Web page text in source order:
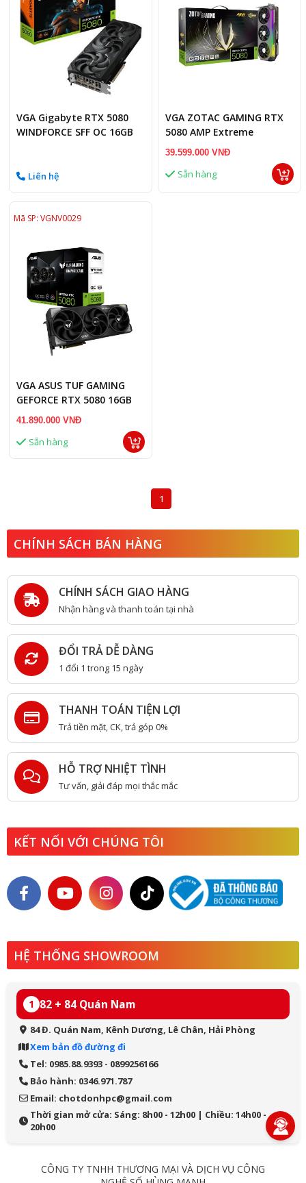
VGA Gigabyte RTX 5080
WINDFORCE SFF OC 16GB
Liên hệ
VGA ZOTAC GAMING RTX
5080 AMP Extreme
INFINITY 16GB
39.599.000 VNĐ
Sẵn hàng
Mã SP: VGNV0029
VGA ASUS TUF GAMING
GEFORCE RTX 5080 16GB
GDDR7 OC
41.890.000 VNĐ
Sẵn hàng
1
CHÍNH SÁCH BÁN HÀNG
CHÍNH SÁCH GIAO HÀNG
Nhận hàng và thanh toán tại nhà
ĐỔI TRẢ DỄ DÀNG
1 đổi 1 trong 15 ngày
THANH TOÁN TIỆN LỢI
Trả tiền mặt, CK, trả góp 0%
HỖ TRỢ NHIỆT TÌNH
Tư vấn, giải đáp mọi thắc mắc
KẾT NỐI VỚI CHÚNG TÔI
HỆ THỐNG SHOWROOM
1 82 + 84 Quán Nam
84 Đ. Quán Nam, Kênh Dương, Lê Chân, Hải Phòng
Xem bản đồ đường đi
Tel: 0985.88.9393 - 0899256166
Bảo hành: 0346.971.787
Email: chotdonhpc@gmail.com
Thời gian mở cửa: Sáng: 8h00 - 12h00 | Chiều: 14h00 -
20h00
CÔNG TY TNHH THƯƠNG MẠI VÀ DỊCH VỤ CÔNG